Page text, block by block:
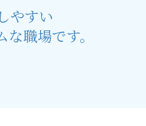
やすい
職場です。